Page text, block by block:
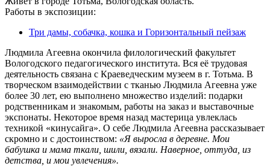
Работы в экспозиции:
Три дамы, собачка, кошка и Горизонтальный пейзаж
Людмила Агеевна окончила филологический факультет
Вологодского педагогического института. Вся её трудовая
деятельность связана с Краеведческим музеем в г. Тотьма. В
творческом взаимодействии с тканью Людмила Агеевна уже
более 30 лет, ею выполнено множество изделий: подарки
родственникам и знакомым, работы на заказ и выставочные
экспонаты. Некоторое время назад мастерица увлеклась
техникой «кинусайга». О себе Людмила Агеевна рассказывает
скромно и с достоинством: «Я выросла в деревне. Мои
бабушка и мама ткали, шили, вязали. Наверное, оттуда, из
детства, и мои увлечения».